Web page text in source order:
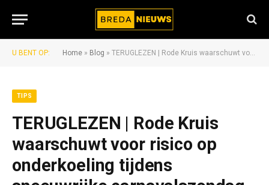
U BENT OP: Home » Blog » TERUGLEZEN | Rode Kruis waarschuwt voor risico op onderkoeling tijdens sneeuwrijke carnavalszondag in Brabant, fraaie beelden van de optochten | Tilburg
TIPS
TERUGLEZEN | Rode Kruis
waarschuwt voor risico op
onderkoeling tijdens